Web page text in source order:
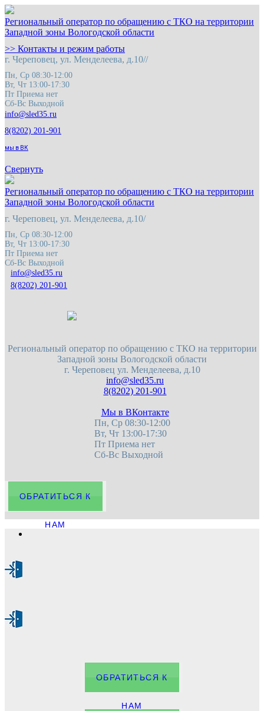
Региональный оператор по обращению с ТКО на территории
Западной зоны Вологодской области
>> Контакты и режим работы
г. Череповец, ул. Менделеева, д.10//
Пн, Ср 08:30-12:00
Вт, Чт 13:00-17:30
Пт Приема нет
Сб-Вс Выходной
8(8202) 201-901
мы в ВК
Свернуть
Региональный оператор по обращению с ТКО на территории
Западной зоны Вологодской области
г. Череповец, ул. Менделеева, д.10/
Пн, Ср 08:30-12:00
Вт, Чт 13:00-17:30
Пт Приема нет
Сб-Вс Выходной
8(8202) 201-901
Региональный оператор по обращению с ТКО на территории
Западной зоны Вологодской области
г. Череповец ул. Менделеева, д.10
8(8202) 201-901
Мы в ВКонтакте
Пн, Ср 08:30-12:00
Вт, Чт 13:00-17:30
Пт Приема нет
Сб-Вс Выходной
ОБРАТИТЬСЯ К
НАМ
ОБРАТИТЬСЯ К
НАМ